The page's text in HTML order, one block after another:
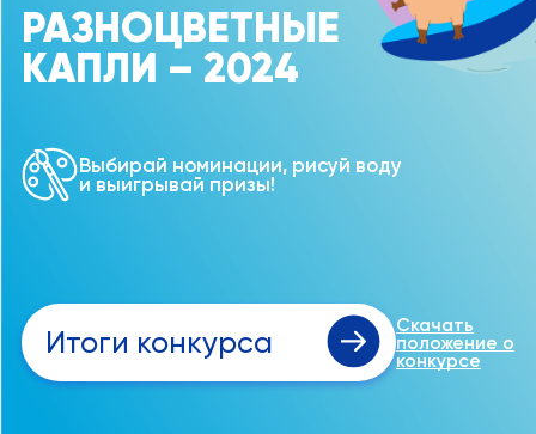
РАЗНОЦВЕТНЫЕ
КАПЛИ – 2024
Выбирай номинации, рисуй воду
и выигрывай призы!
Итоги конкурса
Скачать
положение о
конкурсе